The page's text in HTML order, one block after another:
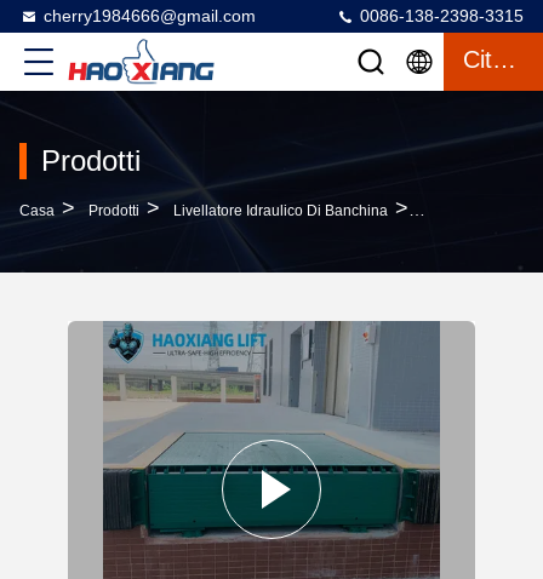
cherry1984666@gmail.com 0086-138-2398-3315
Citazione
Prodotti
Casa > Prodotti > Livellatore Idraulico Di Banchina >